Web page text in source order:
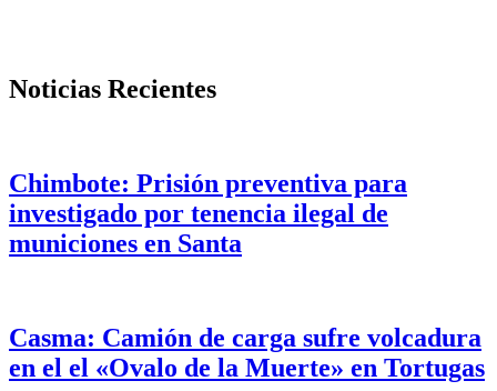
Noticias Recientes
Chimbote: Prisión preventiva para
investigado por tenencia ilegal de
municiones en Santa
Casma: Camión de carga sufre volcadura
en el el «Ovalo de la Muerte» en Tortugas